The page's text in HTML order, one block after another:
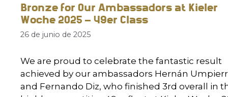
Bronze for Our Ambassadors at Kieler
Woche 2025 – 49er Class
26 de junio de 2025
We are proud to celebrate the fantastic result
achieved by our ambassadors Hernán
and Fernando Diz, who finished 3rd overall in